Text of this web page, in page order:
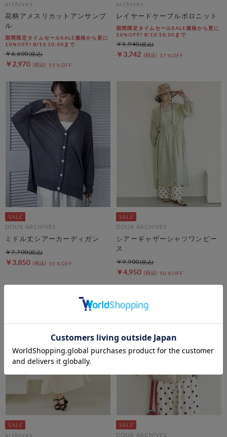
archives
花柄アメスリカットアンサンブ
ル
期間限定タイムセールSALE価格から更に
10%OFF! 8/10 10:00まで
￥2,970 55％OFF
￥6,600
archives
レイヤードケーブルポロニット
期間限定タイムセールSALE価格から更に
10%OFF! 8/10 10:00まで
￥3,742 37％OFF
￥5,940
DOUX ARCHIVES
ミドル丈シアーカーディガン
￥3,850 50％OFF
￥7,700
DOUX ARCHIVES
シアーギャザーシャツワンピー
ス
￥4,950 50％OFF
￥9,900
archives DOUX ARCHIVES